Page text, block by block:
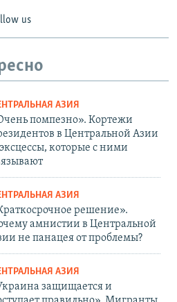
us
АЗИЯ
помпезно». Кортежи
в Центральной Азии
которые с ними
АЗИЯ
решение».
амнистии в Центральной
не панацея от проблемы?
АЗИЯ
защищается и